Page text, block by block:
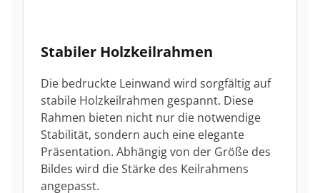
Stabiler Holzkeilrahmen
Die bedruckte Leinwand wird sorgfältig auf
stabile Holzkeilrahmen gespannt. Diese
Rahmen bieten nicht nur die notwendige
Stabilität, sondern auch eine elegante
Präsentation. Abhängig von der Größe des
Bildes wird die Stärke des Keilrahmens
angepasst.